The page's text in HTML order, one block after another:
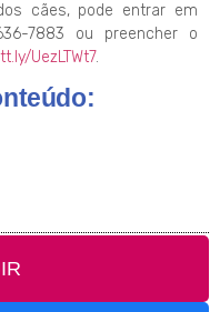
cães, pode entrar em
7883 ou preencher o
UezLTWt7.